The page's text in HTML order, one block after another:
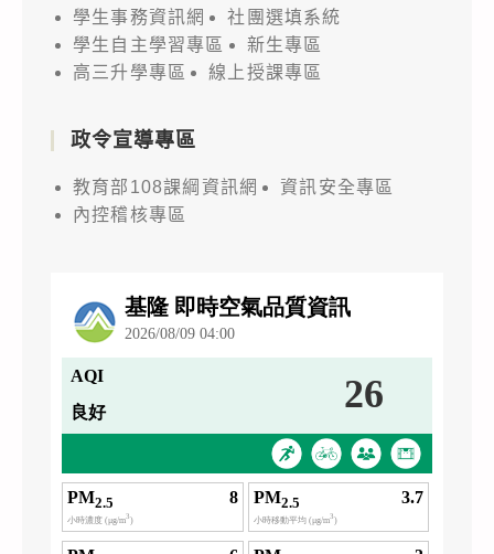
學生事務資訊網
社團選填系統
學生自主學習專區
新生專區
高三升學專區
線上授課專區
政令宣導專區
教育部108課綱資訊網
資訊安全專區
內控稽核專區